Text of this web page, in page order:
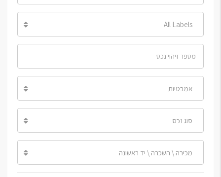
All Labels
אמבטיות
סוג נכס
מכירה \ השכרה \ יד ראשונה